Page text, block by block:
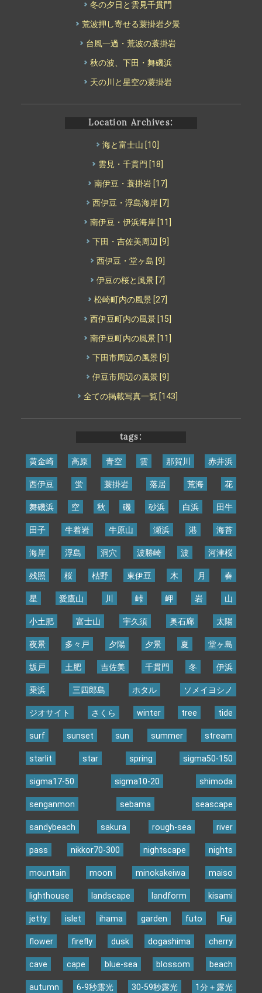
冬の夕日と雲見千貫門
荒波押し寄せる蓑掛岩夕景
台風一過・荒波の蓑掛岩
秋の波、下田・舞磯浜
天の川と星空の蓑掛岩
Location Archives:
海と富士山 [10]
雲見・千貫門 [18]
南伊豆・蓑掛岩 [17]
西伊豆・浮島海岸 [7]
南伊豆・伊浜海岸 [11]
下田・吉佐美周辺 [9]
西伊豆・堂ヶ島 [9]
伊豆の桜と風景 [7]
松崎町内の風景 [27]
西伊豆町内の風景 [15]
南伊豆町内の風景 [11]
下田市周辺の風景 [9]
伊豆市周辺の風景 [9]
全ての掲載写真一覧 [143]
tags:
黄金崎 高原 青空 雲 那賀川 赤井浜
西伊豆 蛍 蓑掛岩 落居 荒海 花
舞磯浜 空 秋 磯 砂浜 白浜 田牛
田子 牛着岩 牛原山 瀬浜 港 海苔
海岸 浮島 洞穴 波勝崎 波 河津桜
残照 桜 枯野 東伊豆 木 月 春
星 愛鷹山 川 峠 岬 岩 山
小土肥 富士山 宇久須 奥石廊 太陽
夜景 多々戸 夕陽 夕景 夏 堂ヶ島
坂戸 土肥 吉佐美 千貫門 冬 伊浜
乗浜 三四郎島 ホタル ソメイヨシノ
ジオサイト さくら winter tree tide
surf sunset sun summer stream
starlit star spring sigma50-150
sigma17-50 sigma10-20 shimoda
senganmon sebama seascape
sandybeach sakura rough-sea river
pass nikkor70-300 nightscape nights
mountain moon minokakeiwa maiso
lighthouse landscape landform kisami
jetty islet ihama garden futo Fuji
flower firefly dusk dogashima cherry
cave cape blue-sea blossom beach
autumn 6-9秒露光 30-59秒露光 1分＋露光